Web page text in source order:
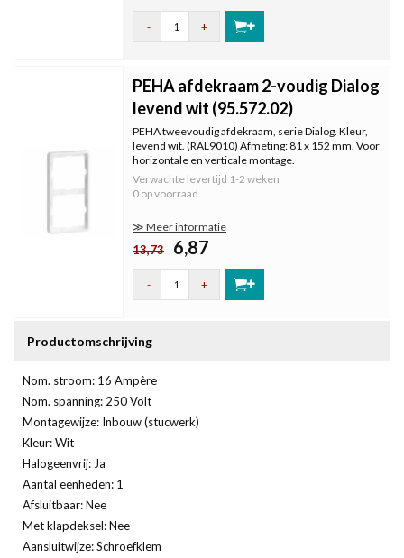
- +
PEHA afdekraam 2-voudig Dialog
levend wit (95.572.02)
PEHA tweevoudig afdekraam, serie Dialog. Kleur,
levend wit. (RAL9010) Afmeting: 81 x 152 mm. Voor
horizontale en verticale montage.
Verwachte levertijd 1-2 weken
0 op voorraad
≫ Meer informatie
13,73 6,87
- +
Productomschrijving
Nom. stroom: 16 Ampère
Nom. spanning: 250 Volt
Montagewijze: Inbouw (stucwerk)
Kleur: Wit
Halogeenvrij: Ja
Aantal eenheden: 1
Afsluitbaar: Nee
Met klapdeksel: Nee
Aansluitwijze: Schroefklem